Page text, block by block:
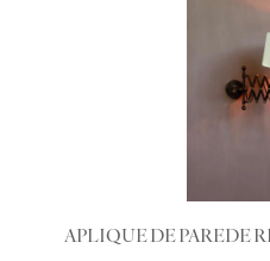
APLIQUE DE PAREDE